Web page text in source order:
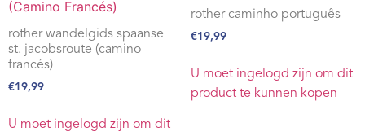
rother wandelgids spaanse
st. jacobsroute (camino
francés)
€19,99
U moet ingelogd zijn om dit
rother caminho português
€19,99
U moet ingelogd zijn om dit
product te kunnen kopen